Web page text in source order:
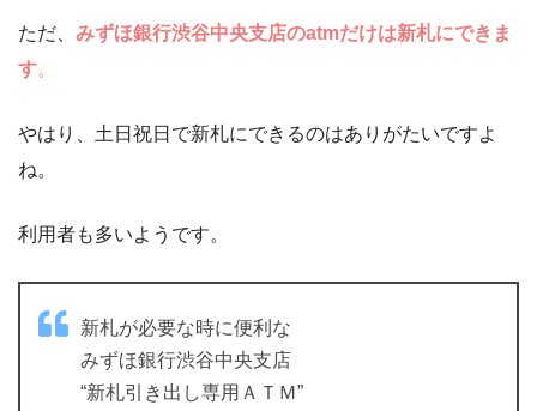
ただ、 みずほ銀行渋谷中央支店のatmだけは新札にできま
す。
やはり、土日祝日で新札にできるのはありがたいですよ
ね。
利用者も多いようです。
新札が必要な時に便利な
みずほ銀行渋谷中央支店
“新札引き出し専用ＡＴＭ”